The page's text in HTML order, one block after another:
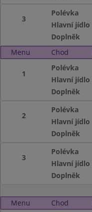
3
Polévka
Hlavní jídlo
Doplněk
Menu
Chod
1
Polévka
Hlavní jídlo
Doplněk
2
Polévka
Hlavní jídlo
Doplněk
3
Polévka
Hlavní jídlo
Doplněk
Menu Chod